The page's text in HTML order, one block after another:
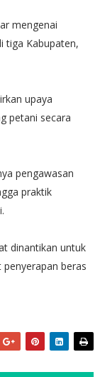
mengenai
tiga Kabupaten,
upaya
petani secara
pengawasan
praktik
dinantikan untuk
beras